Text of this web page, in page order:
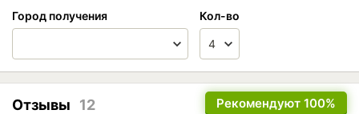
Город получения Кол-во
Рекомендуют 100%
Отзывы 12